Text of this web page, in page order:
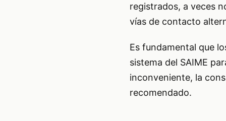
registrados, a veces
vías de contacto
Es fundamental que
sistema del SAIME
inconveniente, la
recomendado.